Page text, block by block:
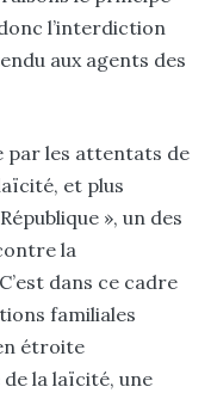
l’interdiction
aux agents des
par les attentats de
et plus
», un des
la
dans ce cadre
familiales
étroite
la laïcité, une